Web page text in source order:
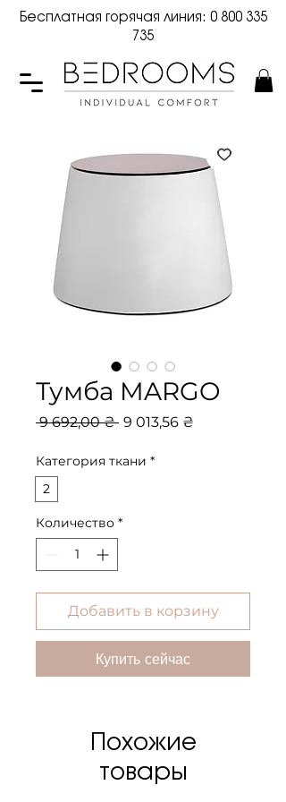
Бесплатная горячая линия: 0 800 335
735
Тумба MARGO
9 692,00 ₴ Обычная
9 013,56 ₴
Категория ткани *
2
Количество *
Добавить в корзину
Купить сейчас
Похожие
товары